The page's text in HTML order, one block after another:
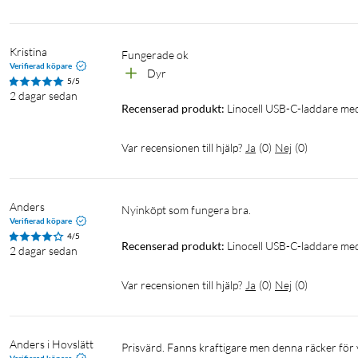
För laddning av alla dina enheter
Laddaren fungerar även perfekt för att ladda upp hela
om din enhet laddas via USB-C, Lightning, Micro-USB eller
Specifikationer
Inspänning: 100-240 V
Max utspänning: 5 V/3 A, 9 V/2,22 A, 12 V/1,67 A
Mått: 32x29x29 mm
Uttag: USB-C
GaN Fungerar med MagSafe iPhone 5-laddare
Kristina
Verifierad köpare
5/5
2 dagar sedan
Fungerade ok
Dyr
Recenserad produkt: Linocell USB-C-laddare
Var recensionen till hjälp? Ja (0) Nej (0)
Anders
Verifierad köpare
4/5
2 dagar sedan
Nyinköpt som fungera bra.
Recenserad produkt: Linocell USB-C-laddare
Var recensionen till hjälp? Ja (0) Nej (0)
Anders i Hovslätt Prisvärd. Fanns kraftigare men denna räcker